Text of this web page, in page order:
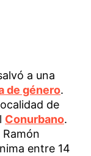
a una
de género.
de
Conurbano.
entre 14